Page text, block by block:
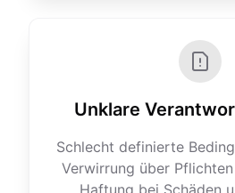
Unklare
Schlecht definierte
Verwirrung über
Haftung bei Schäden